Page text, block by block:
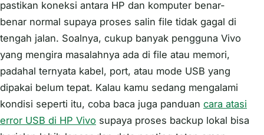
pastikan koneksi antara HP dan komputer benar-
benar normal supaya proses salin file tidak gagal di
tengah jalan. Soalnya, cukup banyak pengguna Vivo
yang mengira masalahnya ada di file atau memori,
padahal ternyata kabel, port, atau mode USB yang
dipakai belum tepat. Kalau kamu sedang mengalami
kondisi seperti itu, coba baca juga panduan cara atasi
error USB di HP Vivo supaya proses backup lokal bisa